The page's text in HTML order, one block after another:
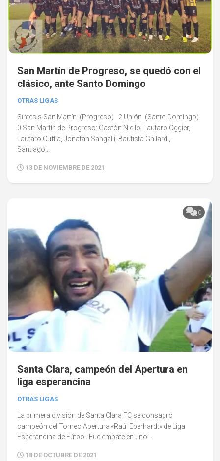
San Martín de Progreso, se quedó con el
clásico, ante Santo Domingo
OTRAS LIGAS
Síntesis San Martín (Progreso) 2 Unión (Santo Domingo)
0 San Martín de Progreso: Gastón Niello; Lautaro Oggier,
Lautaro Cuffia, Jonatan Sangalli, Bautista Ghilardi,
Santiago...
13 DE NOVIEMBRE DE 2021
0
Santa Clara, campeón del Apertura en
liga esperancina
OTRAS LIGAS
La primera división de Santa Clara FC se consagró
campeón del Torneo Apertura «Raúl Eberhardt» de Liga
Esperancina de Fútbol. Fue empate en uno...
18 DE OCTUBRE DE 2021